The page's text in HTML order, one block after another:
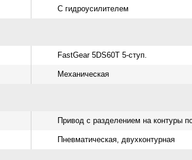
С гидроусилителем
FastGear 5DS60T 5-ступ.
Механическая
Привод с разделением на контуры
Пневматическая, двухконтурная